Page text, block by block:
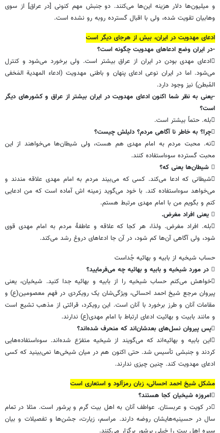
و میلیون‌ها دلار هزینه این‌ها می‌کنند. دو جنبش مهم کنونی [در عراق] از سوی
وهابیان تقویت شده، ولی با اقبال گسترده روبه رو نشده است.
ادعای مهدویت در ایران، بیش از هرجای دیگر است
-در ایران وضع ادعاهای مهدویت چگونه است؟
ادعای مهدی بودن در ایران از عراق بیشتر است. ولی برخورد می‌شود و کنترل
می‌شود. اما در ایران نوعی ادعای پنهان و باطنی مهدویت (ادعاء المهدیة المَخفی
المُبطن) نیز وجود دارد.
-یعنی به نظر شما اکنون ادعای مهدویت در ایران بیشتر از عراق و کشورهای دیگر
است؟
بله. حتماً بیشتر است.
چرا؟ به خاطر نا آگاهی مردم؟ دلیلش چیست؟
نه. محبت مردم به امام مهدی هم هست، ولی شیطان‌ها می‌خواهند از این
محبت گسترده سوءاستفاده کنند.
 شیطان‌ها یعنی که؟
شیطانی که ادعا می‌کند. کسی که می‌بیند مردم به امام مهدی علاقه مندند و
می‌خواهد سوءاستفاده کند. با خود می‌گوید زمینه ‌اش آماده است که من ادعایی
کنم و بگویم من با امام مهدی مرتبط هستم.
 یعنی افراد مغرض.
بله. افراد مغرض. ولذا، هر کجا که علاقه و عاطفۀ مردم به امام مهدی قوی
شود، ولی آگاهی آن‌ها کم شود، در آن جا ادعاهای دروغ رشد می‌کند.
حساب شیخیه از بابیه و بهائیه جُداست
 در مورد شیخیه و بابیه و بهائیه چه می‌فرمایید؟
خواهش می‌کنم حساب شیخیه را از بابیه و بهائیه جدا کنید. شیخیان، یعنی
پیروان مرجع شیخ احمد احسائی، ویژگی‌شان یک رویکردی در فهم معصومین(ع) و
مقامات آنان و طرز برخورد با آنان است. این رویکرد، قرائتی از مذهب تشیع است
و مانند بابیت و بهائیت ادعای ارتباط با امام مهدی(ع) ندارند.
پس پیروان نسل‌های بعدشان‌اند که منحرف شده‌اند؟
این بابیه و بهائیه‌اند که می‌گویند از شیخیه متفرّع شده‌اند. سوءاستفاده‌هایی
کردند و جنبشی تأسیس شد. حتی اکنون هم در میان شیخی‌ها نمی‌بینید که کسی
ادعای مهدویت کند. چنین چیزی ندارند.
مشکل شیخ احمد احسائی، زبان رمزآلود و استعاری است
امروزه شیخیان کجا هستند؟
در کویت و عربستان. عواطف آنان به اهل بیت گرم و پرشور است. مثلا در تمام
سال در حسینیه‌هایشان روضه دارند. مراسم، زیارت، جشن‌ها و تفصیلات و بیان
سیره اهل بیت را خیلی پرشور برگزار می‌کنند.